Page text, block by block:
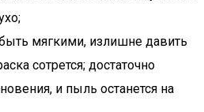
мягкими, излишне давить
сотрется; достаточно
и пыль останется на